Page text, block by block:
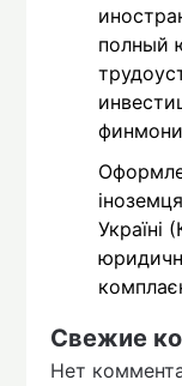
полный
Україні
Свежие
Нет